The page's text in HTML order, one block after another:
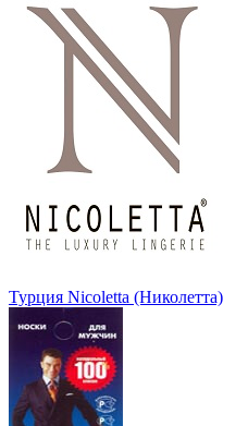
Турция Nicoletta (Николетта)